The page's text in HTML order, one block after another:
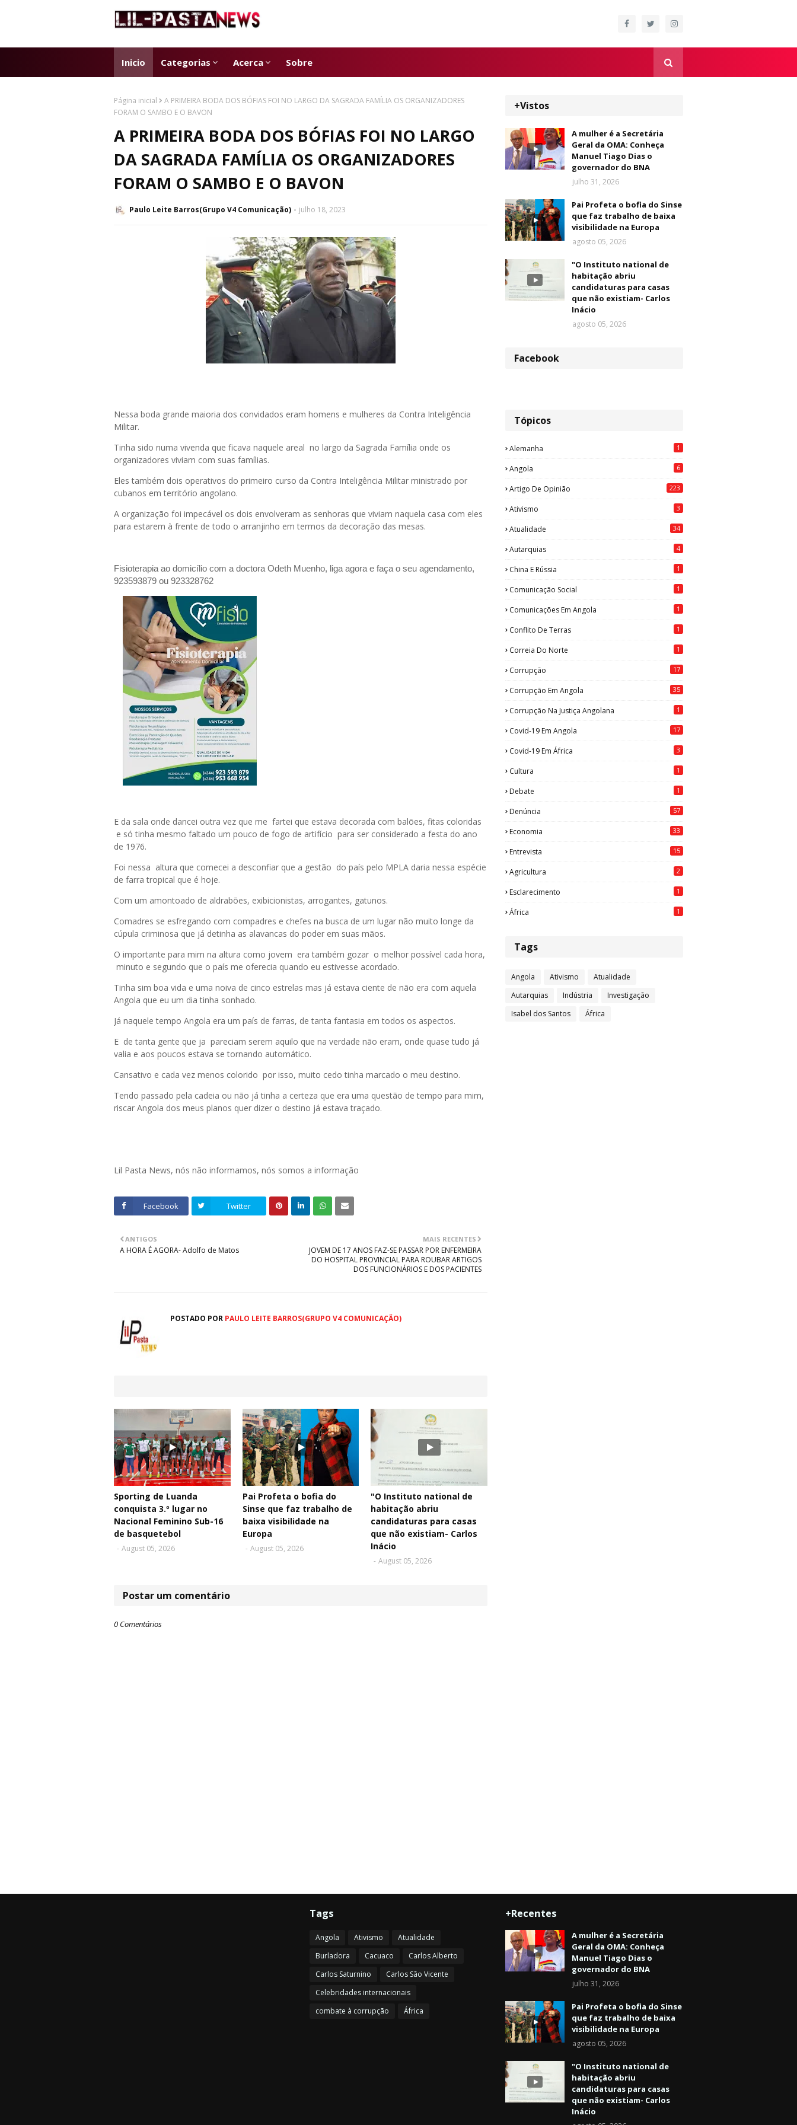
Inicio Categorias Acerca Sobre
Página inicial
A PRIMEIRA BODA DOS BÓFIAS FOI NO LARGO DA SAGRADA FAMÍLIA OS ORGANIZADORES
FORAM O SAMBO E O BAVON
A PRIMEIRA BODA DOS BÓFIAS FOI NO LARGO
DA SAGRADA FAMÍLIA OS ORGANIZADORES
FORAM O SAMBO E O BAVON
Paulo Leite Barros(Grupo V4 Comunicação) julho 18, 2023
Nessa boda grande maioria dos convidados eram homens e mulheres da Contra Inteligência
Militar.
Tinha sido numa vivenda que ficava naquele areal no largo da Sagrada Família onde os
organizadores viviam com suas famílias.
Eles também dois operativos do primeiro curso da Contra Inteligência Militar ministrado por
cubanos em território angolano.
A organização foi impecável os dois envolveram as senhoras que viviam naquela casa com eles
para estarem à frente de todo o arranjinho em termos da decoração das mesas.
Fisioterapia ao domicílio com a doctora Odeth Muenho, liga agora e faça o seu agendamento,
923593879 ou 923328762
E da sala onde dancei outra vez que me fartei que estava decorada com balões, fitas coloridas
e só tinha mesmo faltado um pouco de fogo de artifício para ser considerado a festa do ano
de 1976.
Foi nessa altura que comecei a desconfiar que a gestão do país pelo MPLA daria nessa espécie
de farra tropical que é hoje.
Com um amontoado de aldrabões, exibicionistas, arrogantes, gatunos.
Comadres se esfregando com compadres e chefes na busca de um lugar não muito longe da
cúpula criminosa que já detinha as alavancas do poder em suas mãos.
O importante para mim na altura como jovem era também gozar o melhor possível cada hora,
minuto e segundo que o país me oferecia quando eu estivesse acordado.
Tinha sim boa vida e uma noiva de cinco estrelas mas já estava ciente de não era com aquela
Angola que eu um dia tinha sonhado.
Já naquele tempo Angola era um país de farras, de tanta fantasia em todos os aspectos.
E de tanta gente que ja pareciam serem aquilo que na verdade não eram, onde quase tudo já
valia e aos poucos estava se tornando automático.
Cansativo e cada vez menos colorido por isso, muito cedo tinha marcado o meu destino.
Tendo passado pela cadeia ou não já tinha a certeza que era uma questão de tempo para mim,
riscar Angola dos meus planos quer dizer o destino já estava traçado.
Lil Pasta News, nós não informamos, nós somos a informação
Facebook Twitter
MAIS RECENTES
JOVEM DE 17 ANOS FAZ-SE PASSAR POR ENFERMEIRA
DO HOSPITAL PROVINCIAL PARA ROUBAR ARTIGOS
DOS FUNCIONÁRIOS E DOS PACIENTES
ANTIGOS
A HORA É AGORA- Adolfo de Matos
POSTADO POR PAULO LEITE BARROS(GRUPO V4 COMUNICAÇÃO)
Sporting de Luanda
conquista 3.º lugar no
Nacional Feminino Sub-16
de basquetebol
- August 05, 2026
Pai Profeta o bofia do
Sinse que faz trabalho de
baixa visibilidade na
Europa
- August 05, 2026
"O Instituto national de
habitação abriu
candidaturas para casas
que não existiam- Carlos
Inácio
- August 05, 2026
Postar um comentário
0 Comentários
+Vistos
A mulher é a Secretária
Geral da OMA: Conheça
Manuel Tiago Dias o
governador do BNA
julho 31, 2026
Pai Profeta o bofia do Sinse
que faz trabalho de baixa
visibilidade na Europa
agosto 05, 2026
"O Instituto national de
habitação abriu
candidaturas para casas
que não existiam- Carlos
Inácio
agosto 05, 2026
Facebook
Tópicos
Alemanha 1
Angola 6
Artigo De Opinião 223
Ativismo 3
Atualidade 34
Autarquias 4
China E Rússia 1
Comunicação Social 1
Comunicações Em Angola 1
Conflito De Terras 1
Correia Do Norte 1
Corrupção 17
Corrupção Em Angola 35
Corrupção Na Justiça Angolana 1
Covid-19 Em Angola 17
Covid-19 Em África 3
Cultura 1
Debate 1
Denúncia 57
Economia 33
Entrevista 15
Agricultura 2
Esclarecimento 1
África 1
Tags
Angola Ativismo
Atualidade
Autarquias
Indústria
Investigação
Isabel dos Santos
África
Tags
Angola Ativismo
Atualidade
Burladora
Cacuaco
Carlos Alberto
Carlos Saturnino
Carlos São Vicente
Celebridades internacionais
combate à corrupção
África
+Recentes
A mulher é a Secretária
Geral da OMA: Conheça
Manuel Tiago Dias o
governador do BNA
julho 31, 2026
Pai Profeta o bofia do Sinse
que faz trabalho de baixa
visibilidade na Europa
agosto 05, 2026
"O Instituto national de
habitação abriu
candidaturas para casas
que não existiam- Carlos
Inácio